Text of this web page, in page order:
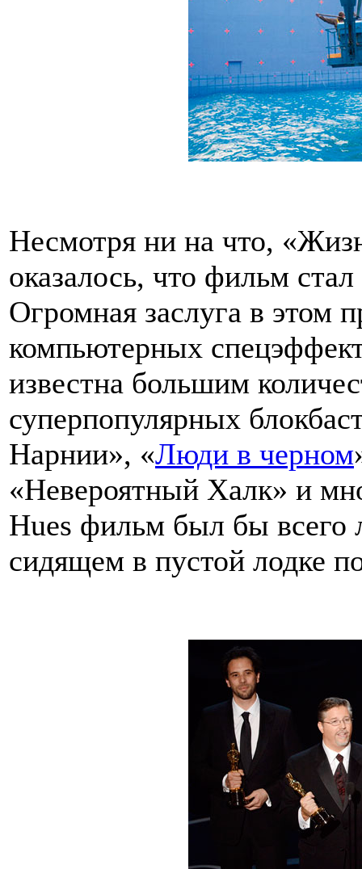
Несмотря ни на что,
оказалось, что фильм
Огромная заслуга в этом
компьютерных
известна большим
суперпопулярных
Нарнии», «Люди в черном
«Невероятный Халк» и
Hues фильм был бы всего
сидящем в пустой лодке